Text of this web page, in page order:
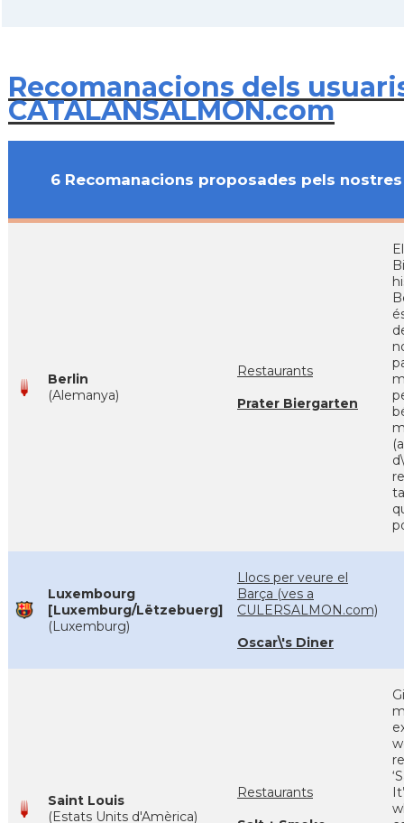
Recomanacions dels
CATALANSALMON.com
6 Recomanacions proposades pels
Berlin
(Alemanya)
Restaurants
Prater Biergarten
Luxembourg
[Luxemburg/Lëtzebuerg]
(Luxemburg)
Llocs per veure el
Barça (ves a
CULERSALMON.com)
Oscar\'s Diner
Saint Louis
(Estats Units d'Amèrica)
Restaurants